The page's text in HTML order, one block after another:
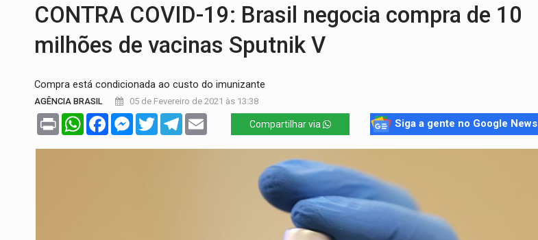
CONTRA COVID-19: Brasil negocia compra de 10
milhões de vacinas Sputnik V
Compra está condicionada ao custo do imunizante
AGÊNCIA BRASIL 05 de Fevereiro de 2021 às 13:38
Print WhatsAppFacebookMessenger
TwitterTelegram Compartilhar via Siga a gente no Google News